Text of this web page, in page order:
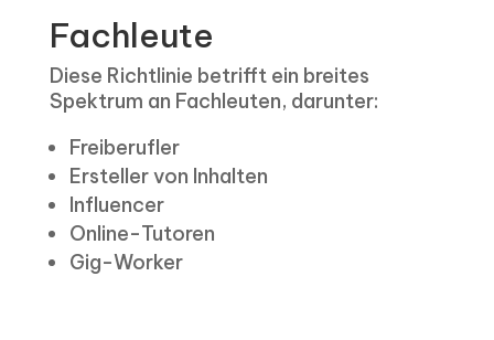
Fachleute
Diese Richtlinie betrifft ein breites
Spektrum an Fachleuten, darunter:
Freiberufler
Ersteller von Inhalten
Influencer
Online-Tutoren
Gig-Worker